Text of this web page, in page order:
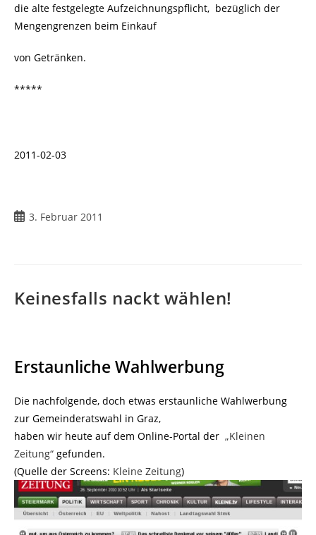
die alte festgelegte Aufzeichnungspflicht, bezüglich der
Mengengrenzen beim Einkauf
von Getränken.
*****
2011-02-03
Beitrag
3. Februar 2011
Keinesfalls nackt wählen!
Erstaunliche Wahlwerbung
Die nachfolgende, doch etwas erstaunliche Wahlwerbung
zur Gemeinderatswahl in Graz,
haben wir heute auf dem Online-Portal der „Kleinen
Zeitung“ gefunden.
(Quelle der Screens: Kleine Zeitung)